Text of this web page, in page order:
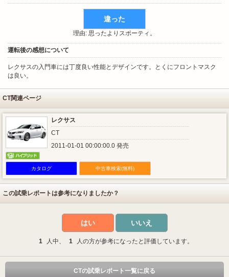
違った
理由: 思ったよりスポーティ。
運転後の感想について
レクサスの入門車には丁度良い性能とデザインです。とくにフロントマスク
は良い。
CT関連ページ
レクサス
CT
2011-01-01 00:00:00.0 発売
カタログ 中古車検索(無料)
この試乗レポートは参考になりましたか？
はい いいえ
1 人中、 1 人の方が参考になったと評価しています。
CTの試乗レポート一覧に戻る